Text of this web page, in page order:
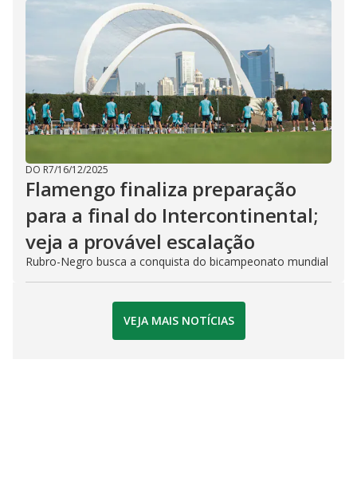
DO R7/16/12/2025
Flamengo finaliza preparação
para a final do Intercontinental;
veja a provável escalação
Rubro-Negro busca a conquista do bicampeonato mundial
VEJA MAIS NOTÍCIAS